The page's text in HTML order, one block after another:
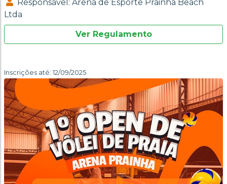
Responsável: Arena de Esporte Prainha Beach
Ltda
Ver Regulamento
Inscrições até: 12/09/2025